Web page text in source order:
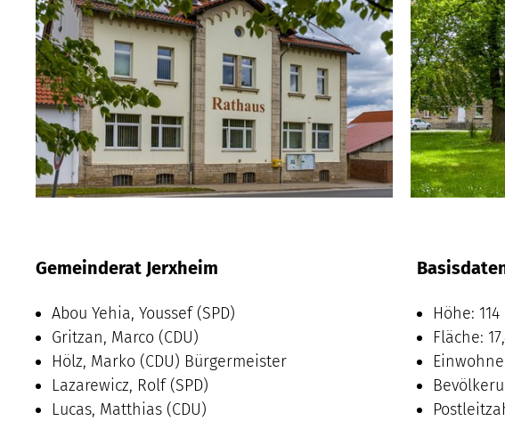
Gemeinderat Jerxheim
Abou Yehia, Youssef (SPD)
Gritzan, Marco (CDU)
Hölz, Marko (CDU) Bürgermeister
Lazarewicz, Rolf (SPD)
Lucas, Matthias (CDU)
Höhe:
Fläche: